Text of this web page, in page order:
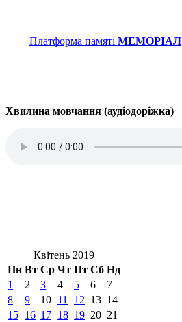
Платформа памяті МЕМОРІАЛ
Хвилина мовчання (аудіодоріжка)
Квітень 2019
Пн Вт Ср Чт Пт Сб Нд
1
2 3 4 5 6
7
8
9 10 11 12 13 14
15 16 17 18 19 20 21